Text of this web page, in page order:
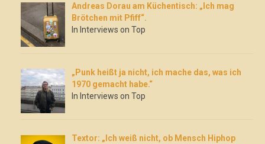
Andreas Dorau am Küchentisch: „Ich mag
Brötchen mit Pfiff“.
In Interviews on Top
„Punk heißt ja nicht, ich mache das, was ich
1970 gemacht habe.“
In Interviews on Top
Textor: „Ich weiß nicht, ob Mensch Hiphop